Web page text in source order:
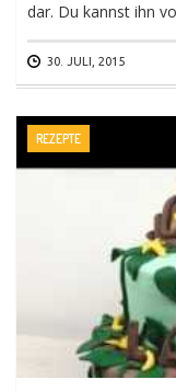
dar. Du kannst ihn
30. JULI, 2015
REZEPTE